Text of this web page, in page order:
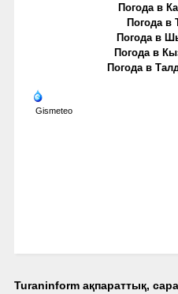
Погода в
Погода в
Погода в
Погода в
Погода в
Gismeteo
Turaninform ақпараттық,